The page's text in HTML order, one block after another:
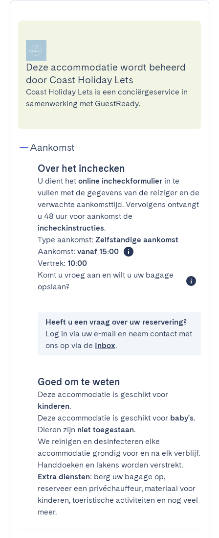
Deze accommodatie wordt beheerd
door Coast Holiday Lets
Coast Holiday Lets is een conciërgeservice in
samenwerking met GuestReady.
Aankomst
Over het inchecken
U dient het online incheckformulier in te
vullen met de gegevens van de reiziger en de
verwachte aankomsttijd. Vervolgens ontvangt
u 48 uur voor aankomst de
incheckinstructies.
Type aankomst: Zelfstandige aankomst
Aankomst: vanaf 15:00
Vertrek: 10:00
Komt u vroeg aan en wilt u uw bagage
opslaan?
Heeft u een vraag over uw reservering?
Log in via uw e-mail en neem contact met
ons op via de Inbox.
Goed om te weten
Deze accommodatie is geschikt voor
kinderen.
Deze accommodatie is geschikt voor baby's.
Dieren zijn niet toegestaan.
We reinigen en desinfecteren elke
accommodatie grondig voor en na elk verblijf.
Handdoeken en lakens worden verstrekt.
Extra diensten: berg uw bagage op,
reserveer een privéchauffeur, materiaal voor
kinderen, toeristische activiteiten en nog veel
meer.